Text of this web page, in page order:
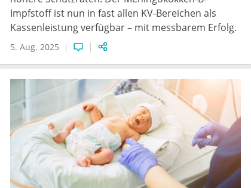
Impfstoff ist nun in fast allen KV-Bereichen als
Kassenleistung verfügbar – mit messbarem Erfolg.
5. Aug. 2025